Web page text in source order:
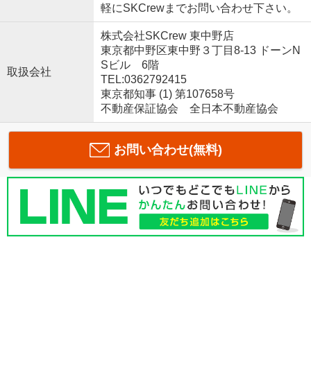
軽にSKCrewまでお問い合わせ下さい。
取扱会社
株式会社SKCrew 東中野店
東京都中野区東中野３丁目8-13 ドーンN
Sビル 6階
TEL:0362792415
東京都知事 (1) 第107658号
不動産保証協会 全日本不動産協会
お問い合わせ(無料)